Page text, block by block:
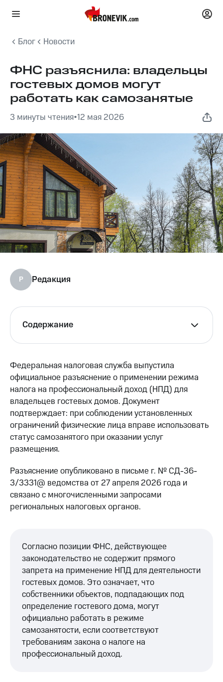
Блог Новости
ФНС разъяснила: владельцы
гостевых домов могут
работать как самозанятые
3 минуты чтения•12 мая 2026
Р Редакция
Содержание
Федеральная налоговая служба выпустила
официальное разъяснение о применении режима
налога на профессиональный доход (НПД) для
владельцев гостевых домов. Документ
подтверждает: при соблюдении установленных
ограничений физические лица вправе использовать
статус самозанятого при оказании услуг
размещения.
Разъяснение опубликовано в письме г. № СД-36-
3/3331@ ведомства от 27 апреля 2026 года и
связано с многочисленными запросами
региональных налоговых органов.
Согласно позиции ФНС, действующее
законодательство не содержит прямого
запрета на применение НПД для деятельности
гостевых домов. Это означает, что
собственники объектов, подпадающих под
определение гостевого дома, могут
официально работать в режиме
самозанятости, если соответствуют
требованиям закона о налоге на
профессиональный доход.